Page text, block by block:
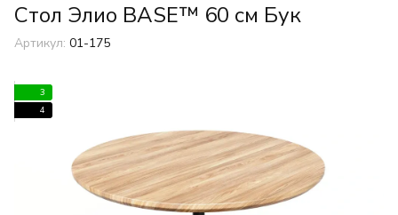
Стол Элио BASE™ 60 см Бук
Артикул: 01-175
3
4